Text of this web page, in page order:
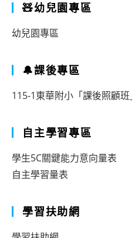
🧸幼兒園專區
幼兒園專區
🔔課後專區
115-1東華附小「課後照顧
自主學習專區
學生5C關鍵能力意向量表
自主學習量表
學習扶助網